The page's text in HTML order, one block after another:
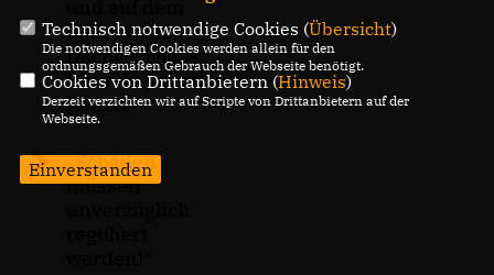
und auf dem
Balkon, im
Dachgeschoss
Risse in jedem
Raum.“
Schäden
müssen
Technisch notwendige Cookies (Übersicht)
Die notwendigen Cookies werden allein für den
ordnungsgemäßen Gebrauch der Webseite benötigt.
Cookies von Drittanbietern (Hinweis)
Derzeit verzichten wir auf Scripte von Drittanbietern auf der
Webseite.
Einverstanden